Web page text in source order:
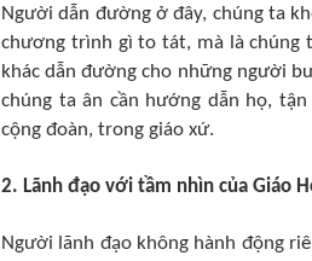
Người dẫn đường ở đây, chúng ta
chương trình gì to tát, mà là chúng
khác dẫn đường cho những người
chúng ta ân cần hướng dẫn họ,
cộng đoàn, trong giáo xứ.
2. Lãnh đạo với tầm nhìn của Giáo
Người lãnh đạo không hành động